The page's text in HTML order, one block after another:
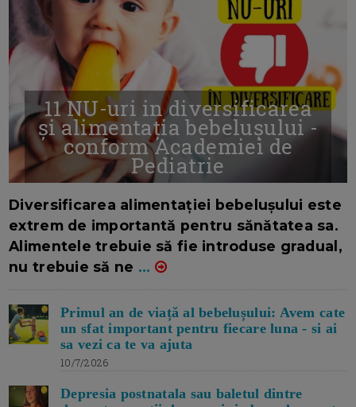
11 NU-uri in diversificarea
și alimentația bebelușului -
conform Academiei de
Pediatrie
Diversificarea alimentației bebelușului este
extrem de importantă pentru sănătatea sa.
Alimentele trebuie să fie introduse gradual,
nu trebuie să ne ...
Primul an de viață al bebelușului: Avem cate
un sfat important pentru fiecare luna - si ai
sa vezi ca te va ajuta
10/7/2026
Depresia postnatala sau baletul dintre